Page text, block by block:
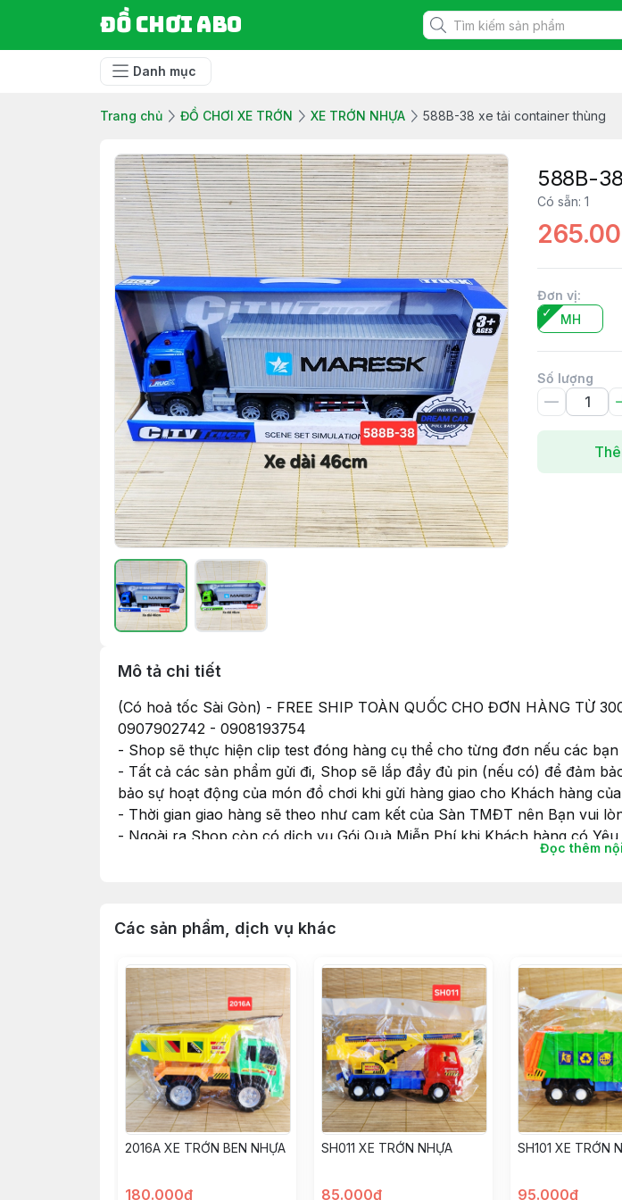
Đồ chơi ABO
Danh mục
Trang chủ ĐỒ CHƠI XE TRỚN XE TRỚN NHỰA 588B-38 xe tải container thùng
588B-
Có sẵn: 1
Đơn vị:
MH
Số lượng
Mô tả chi tiết
(Có hoả tốc Sài Gòn) - FREE SHIP TOÀN QUỐC CHO ĐƠN HÀNG TỪ
0907902742 - 0908193754
- Shop sẽ thực hiện clip test đóng hàng cụ thể cho từng đơn nếu các
- Tất cả các sản phẩm gửi đi, Shop sẽ lắp đầy đủ pin (nếu có) để đảm
bảo sự hoạt động của món đồ chơi khi gửi hàng giao cho Khách hàng
- Thời gian giao hàng sẽ theo như cam kết của Sàn TMĐT nên Bạn vui
- Ngoài ra Shop còn có dịch vụ Gói Quà Miễn Phí khi Khách hàng có
Đọc thêm
Các sản phẩm, dịch vụ khác
2016A XE TRỚN BEN NHỰA
180.000đ
SH011 XE TRỚN NHỰA
85.000đ
SH101 XE TRỚN
95.000đ